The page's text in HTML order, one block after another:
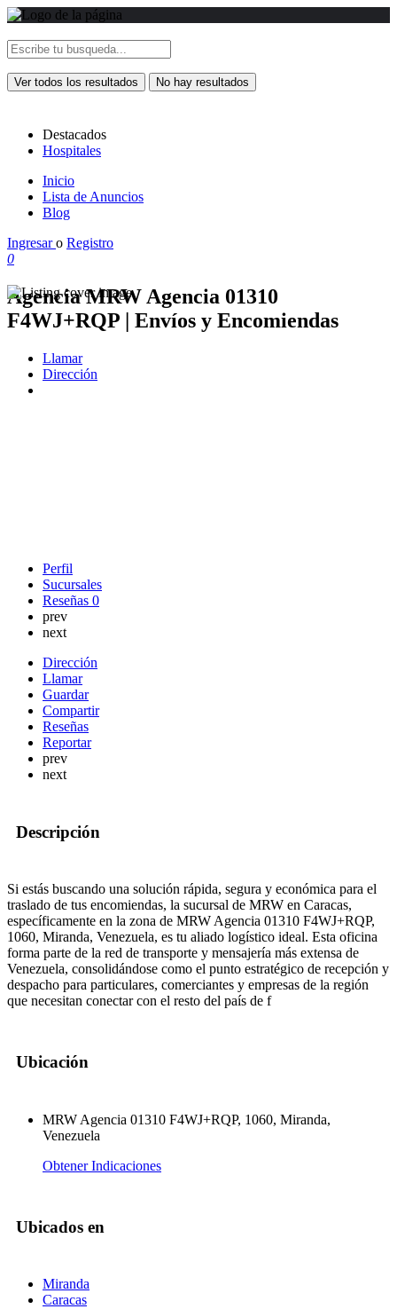
Ver todos los resultados No hay resultados
Destacados
Hospitales
Inicio
Lista de Anuncios
Blog
Ingresaro Registro
0
Agencia MRW Agencia 01310
F4WJ+RQP | Envíos y Encomiendas
Llamar
Dirección
Perfil
Sucursales
Reseñas 0
prev
next
Dirección
Llamar
Guardar
Compartir
Reseñas
Reportar
prev
next
Descripción
Si estás buscando una solución rápida, segura y económica para el
traslado de tus encomiendas, la sucursal de MRW en Caracas,
específicamente en la zona de MRW Agencia 01310 F4WJ+RQP,
1060, Miranda, Venezuela, es tu aliado logístico ideal. Esta oficina
forma parte de la red de transporte y mensajería más extensa de
Venezuela, consolidándose como el punto estratégico de recepción y
despacho para particulares, comerciantes y empresas de la región
que necesitan conectar con el resto del país de f
Ubicación
MRW Agencia 01310 F4WJ+RQP, 1060, Miranda,
Venezuela
Obtener Indicaciones
Ubicados en
Miranda
Caracas